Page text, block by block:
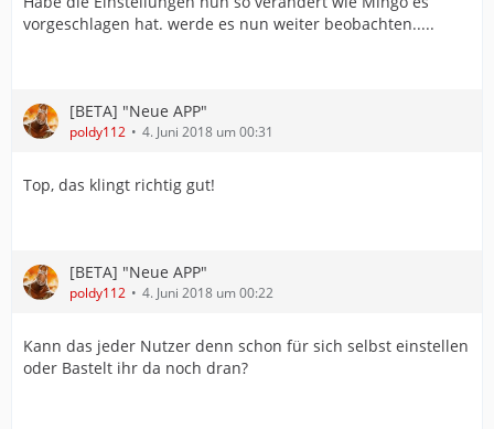
vorgeschlagen hat. werde es nun weiter beobachten.....
[BETA] "Neue APP"
poldy112 4. Juni 2018 um 00:31
Top, das klingt richtig gut!
[BETA] "Neue APP"
poldy112 4. Juni 2018 um 00:22
Kann das jeder Nutzer denn schon für sich selbst einstellen
oder Bastelt ihr da noch dran?